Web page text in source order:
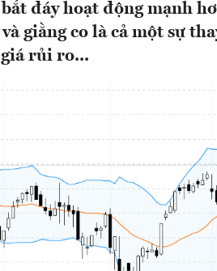
đáy hoạt động mạnh
giằng co là cả một sự
rủi ro...